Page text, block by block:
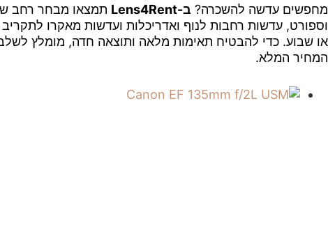
מחפשים עדשה להשכרה? ב-Lens4Rent
תמצאו מבחר רחב
וספורט, עדשות רחבות לנוף ואדריכלות ועדשות מאקרו
או שבוע. כדי להבטיח תאימות מלאה ותוצאה חדה, מומלץ
המחיר המלא.